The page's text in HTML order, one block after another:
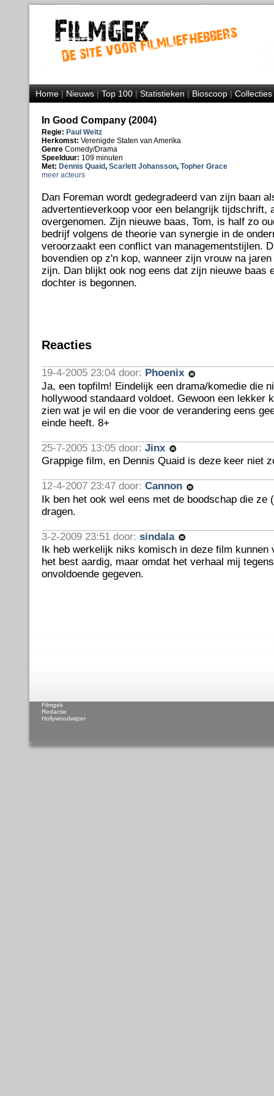
Home|Nieuws|Top 100|Statistieken|Bioscoop|Collecties
In Good Company (2004)
Regie: Paul Weitz
Herkomst: Verenigde Staten van Amerika
Genre Comedy/Drama
Speelduur: 109 minuten
Met: Dennis Quaid, Scarlett Johansson, Topher Grace
meer acteurs
Dan Foreman wordt gedegradeerd van zijn baan
advertentieverkoop voor een belangrijk tijdschrift,
overgenomen. Zijn nieuwe baas, Tom, is half zo
bedrijf volgens de theorie van synergie in de
veroorzaakt een conflict van managementstijlen.
bovendien op z'n kop, wanneer zijn vrouw na
zijn. Dan blijkt ook nog eens dat zijn nieuwe baas
dochter is begonnen.
Reacties
19-4-2005 23:04 door: Phoenix
Ja, een topfilm! Eindelijk een drama/komedie die
hollywood standaard voldoet. Gewoon een lekker
zien wat je wil en die voor de verandering eens
einde heeft. 8+
25-7-2005 13:05 door: Jinx
Grappige film, en Dennis Quaid is deze keer niet
12-4-2007 23:47 door: Cannon
Ik ben het ook wel eens met de boodschap die ze
dragen.
3-2-2009 23:51 door: sindala
Ik heb werkelijk niks komisch in deze film kunnen
het best aardig, maar omdat het verhaal mij
onvoldoende gegeven.
Filmgek
Redactie
Hollywoodwijzer